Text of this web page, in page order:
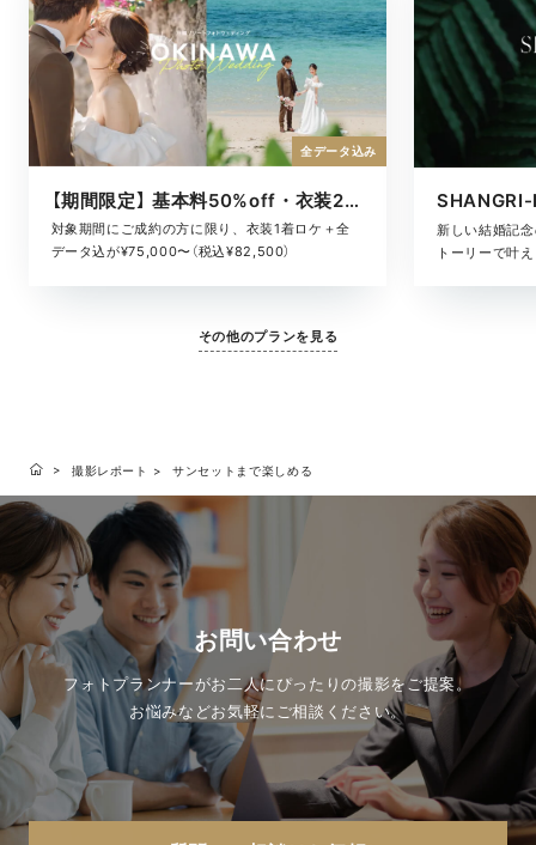
【期間限定】 基本料50%off・衣装2着ロケ
対象期間にご成約の方に限り、衣装1着ロケ＋全
データ込が¥75,000〜（税込¥82,500）
全データ込み
新しい結婚記念
トーリーで叶
その他のプランを見る
撮影レポート サンセットまで楽しめる
お問い合わせ
フォトプランナーがお二人にぴったりの撮影をご提案。
お悩みなどお気軽にご相談ください。